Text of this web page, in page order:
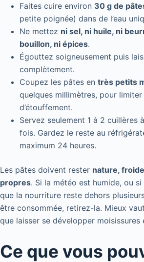
Faites cuire environ 30 g de
petite poignée) dans de l’eau
Ne mettez ni sel, ni huile, ni
bouillon, ni épices.
Égouttez soigneusement puis
complètement.
Coupez les pâtes en très petits
quelques millimètres, pour
d’étouffement.
Servez seulement 1 à 2 cuillères
fois. Gardez le reste au
maximum 24 heures.
Les pâtes doivent rester nature,
propres. Si la météo est humide, ou
que la nourriture reste dehors
être consommée, retirez-la. Mieux
que laisser se développer moisissures
Ce que vous